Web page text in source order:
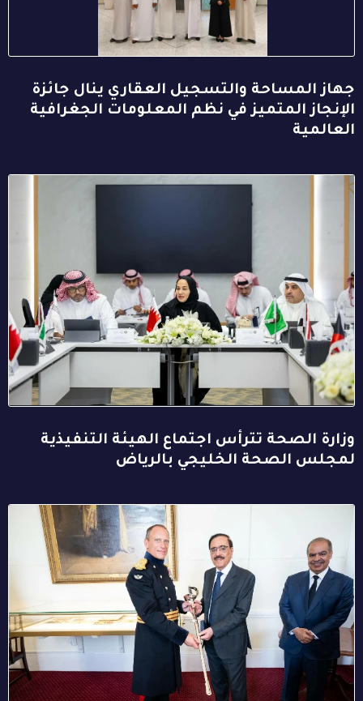
جهاز المساحة والتسجيل العقاري ينال جائزة
الإنجاز المتميز في نظم المعلومات الجغرافية
العالمية
وزارة الصحة تترأس اجتماع الهيئة التنفيذية
لمجلس الصحة الخليجي بالرياض